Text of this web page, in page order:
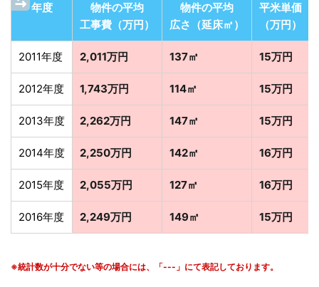
年度
物件の平均
工事費（万円）
物件の平均
広さ（延床㎡）
平米単価
（万円）
2011年度 2,011万円 137㎡ 15万円
2012年度 1,743万円 114㎡ 15万円
2013年度 2,262万円 147㎡ 15万円
2014年度 2,250万円 142㎡ 16万円
2015年度 2,055万円 127㎡ 16万円
2016年度 2,249万円 149㎡ 15万円
※統計数が十分でない等の場合には、「---」にて表記しております。